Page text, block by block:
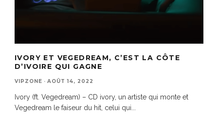
IVORY ET VEGEDREAM, C’EST LA CÔTE
D’IVOIRE QUI GAGNE
VIPZONE · AOÛT 14, 2022
Ivory (ft. Vegedream) – CD ivory, un artiste qui monte et
Vegedream le faiseur du hit, celui qui